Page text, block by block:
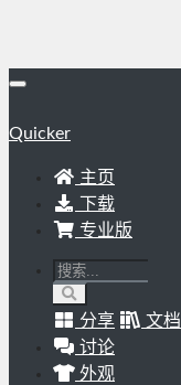
Quicker
主页
下载
专业版
分享
文档
讨论
外观